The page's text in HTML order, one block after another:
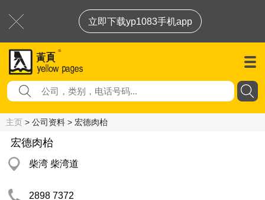
立即下载yp1083手机app
主页 > 公司资料 > 宏德肉枱
宏德肉枱
柴湾 柴湾道
2898 7372